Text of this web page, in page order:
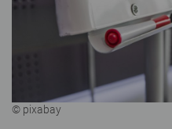
© pixabay